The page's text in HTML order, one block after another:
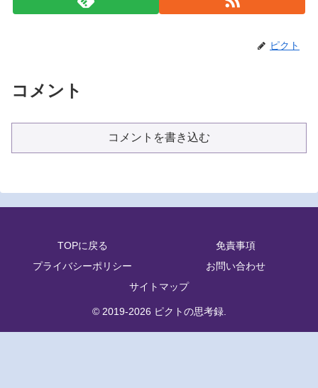
ピクト
コメント
コメントを書き込む
TOPに戻る
免責事項
プライバシーポリシー
お問い合わせ
サイトマップ
© 2019-2026 ピクトの思考録.